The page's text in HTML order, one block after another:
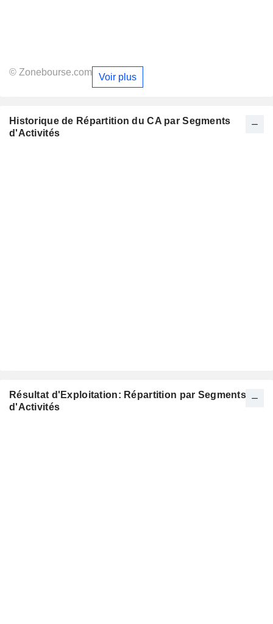
© Zonebourse.com Voir plus
Historique de Répartition du CA par Segments
d'Activités
Résultat d'Exploitation: Répartition par Segments
d'Activités